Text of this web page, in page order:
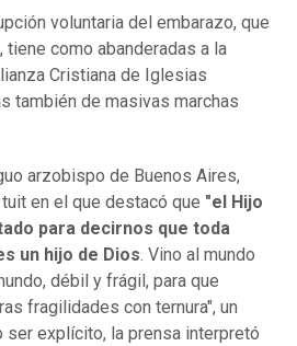
voluntaria del embarazo, que
como abanderadas a la
Cristiana de Iglesias
también de masivas marchas
arzobispo de Buenos Aires,
en el que destacó que "el Hijo
para decirnos que toda
un hijo de Dios. Vino al mundo
débil y frágil, para que
fragilidades con ternura", un
ser explícito, la prensa interpretó